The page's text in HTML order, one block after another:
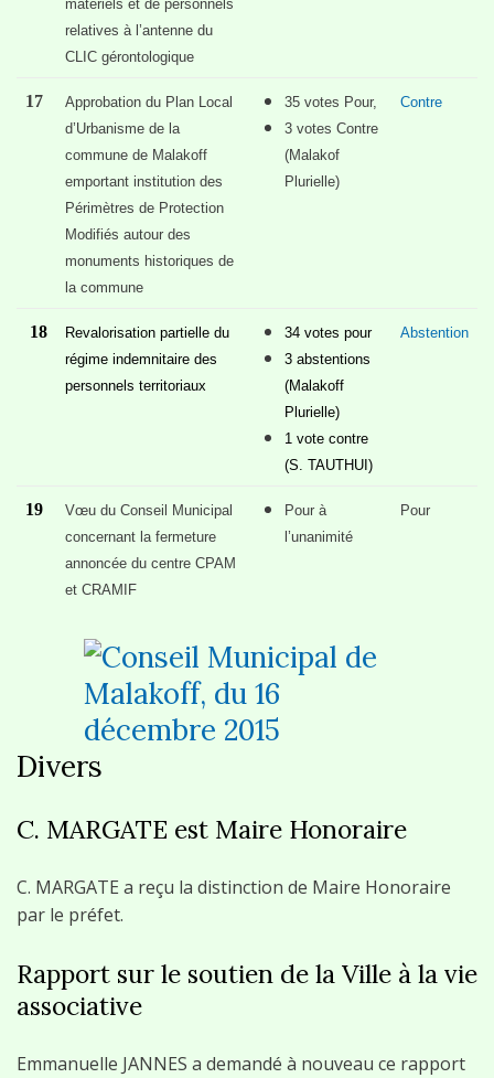
matériels et de personnels
relatives à l’antenne du
CLIC gérontologique
17
Approbation du Plan Local
d’Urbanisme de la
commune de Malakoff
emportant institution des
Périmètres de Protection
Modifiés autour des
monuments historiques de
la commune
35 votes Pour,
3 votes Contre
(Malakof
Plurielle)
Contre
18
Revalorisation partielle du
régime indemnitaire des
personnels territoriaux
34 votes pour
3 abstentions
(Malakoff
Plurielle)
1 vote contre
(S. TAUTHUI)
Abstention
19
Vœu du Conseil Municipal
concernant la fermeture
annoncée du centre CPAM
et CRAMIF
Pour à
l’unanimité
Pour
Divers
C. MARGATE est Maire Honoraire
C. MARGATE a reçu la distinction de Maire Honoraire
par le préfet.
Rapport sur le soutien de la Ville à la vie
associative
Emmanuelle JANNES a demandé à nouveau ce rapport